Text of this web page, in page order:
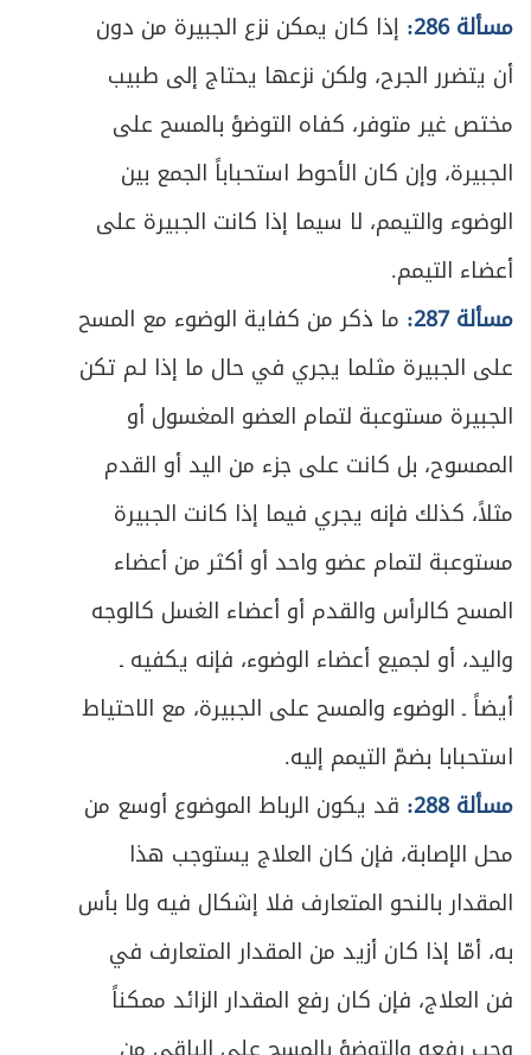
مسألة 286:
إذا كان يمكن نزع الجبيرة من دون
أن يتضرر الجرح، ولكن نزعها يحتاج إلى طبيب
مختص غير متوفر، كفاه التوضؤ بالمسح على
الجبيرة، وإن كان الأحوط استحباباً الجمع بين
الوضوء والتيمم، لا سيما إذا كانت الجبيرة على
أعضاء التيمم.
مسألة 287:
ما ذكر من كفاية الوضوء مع المسح
على الجبيرة مثلما يجري في حال ما إذا لـم تكن
الجبيرة مستوعبة لتمام العضو المغسول أو
الممسوح، بل كانت على جزء من اليد أو القدم
مثلاً، كذلك فإنه يجري فيما إذا كانت الجبيرة
مستوعبة لتمام عضو واحد أو أكثر من أعضاء
المسح كالرأس والقدم أو أعضاء الغسل كالوجه
واليد، أو لجميع أعضاء الوضوء، فإنه يكفيه ـ
أيضاً ـ الوضوء والمسح على الجبيرة، مع الاحتياط
استحبابا بضمّ التيمم إليه.
مسألة 288:
قد يكون الرباط الموضوع أوسع من
محل الإصابة، فإن كان العلاج يستوجب هذا
المقدار بالنحو المتعارف فلا إشكال فيه ولا بأس
به، أمّا إذا كان أزيد من المقدار المتعارف في
فن العلاج، فإن كان رفع المقدار الزائد ممكناً
ص
267 المبحث الرابع ـ في الاستقبال
ص269 المبحث الخامس ـ في القيام
273 الفصل الثاني - في أفعال الصلاة
ص
275 أحكام الأذان والإقامة
ص
279 المبحث الأول ـ النية
283 المبحث الثاني ـ تكبيرة الإحرام
ص
284 المبحث الثالث ـ القراءة والذكر
295
299 المبحث الخامس ـ السجود
ص المبحث السادس ـ التشهد والتسليم
317 الفصل الثالث: الخلل الواقع في الصلاة
ص
320 المبحث الأول : منافيات الصلاة
ص 324 المبحث الثاني ـ الزيادة والنقصان
333 المبحث الثالث ـ في الشك
ص
349 الفصل الرابع: صلاة المسافر
ص
351 القصر والتمام